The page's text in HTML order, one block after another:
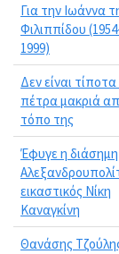
Για την Ιωάννα
Φιλιππίδου
1999)
Δεν είναι τίποτα
πέτρα μακριά
τόπο της
Έφυγε η διάσημη
εικαστικός Νίκη
Καναγκίνη
Θανάσης